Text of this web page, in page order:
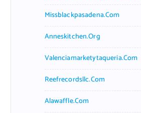
Missblackpasadena.com
Anneskitchen.org
Valenciamarketytaqueria.com
Reefrecordsllc.com
Alawaffle.com